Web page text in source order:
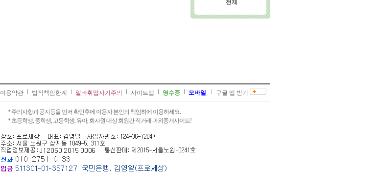
전체
이용약관 법적책임한계 알바취업사기주의 사이트맵 영수증 모바일 구글 앱 받기
* 주의사항과 공지등을 먼저 확인후에 이용자 본인의 책임하에 이용하세요.
* 초등학생, 중학생, 고등학생, 유아, 회사원 대상 회원간 직거래 과외중개사이트!